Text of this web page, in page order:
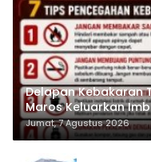
Delapan Kebakaran
Maros Keluarkan
Jumat, 7 Agustus 2026